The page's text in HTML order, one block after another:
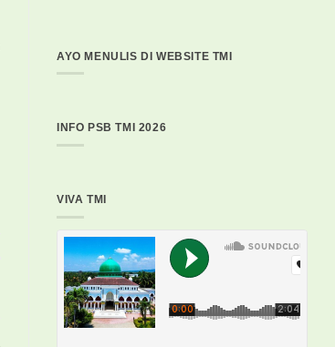
AYO MENULIS DI WEBSITE TMI
INFO PSB TMI 2026
VIVA TMI